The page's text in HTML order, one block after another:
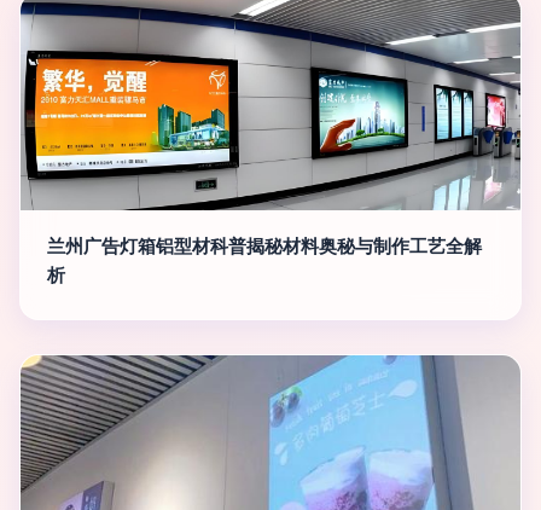
兰州广告灯箱铝型材科普揭秘材料奥秘与制作工艺全解
析